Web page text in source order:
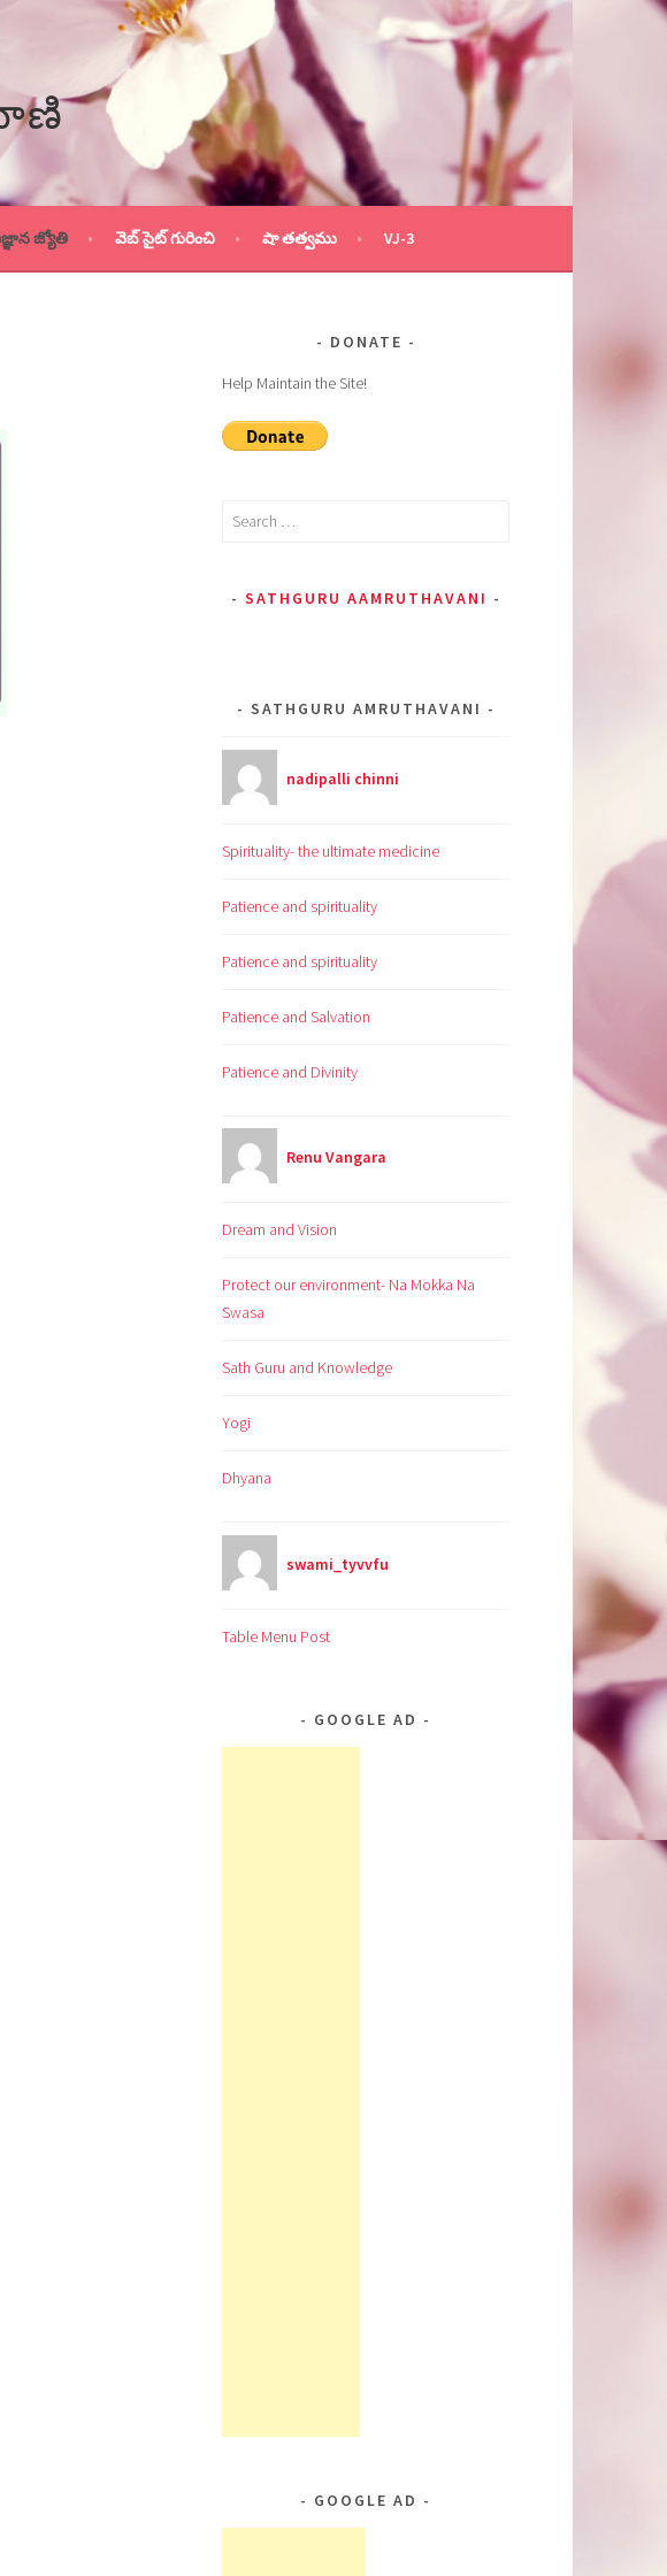
జ్యోతి వెబ్ సైట్ గురించి షా తత్వము VJ-3
DONATE
Help Maintain the Site!
Search
SATHGURU AAMRUTHAVANI
SATHGURU AMRUTHAVANI
nadipalli chinni
Spirituality- the ultimate medicine
Patience and spirituality
Patience and spirituality
Patience and Salvation
Patience and Divinity
Renu Vangara
Dream and Vision
Protect our environment- Na Mokka Na
Swasa
Sath Guru and Knowledge
Yogi
Dhyana
swami_tyvvfu
Table Menu Post
GOOGLE AD
GOOGLE AD